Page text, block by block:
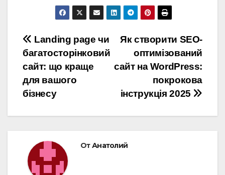
Навигация
по
записям
Як створити SEO-
оптимізований
сайт на WordPress:
покрокова
інструкція 2025
Landing page чи
багатосторінковий
сайт: що краще
для вашого
бізнесу
ОтАнатолий